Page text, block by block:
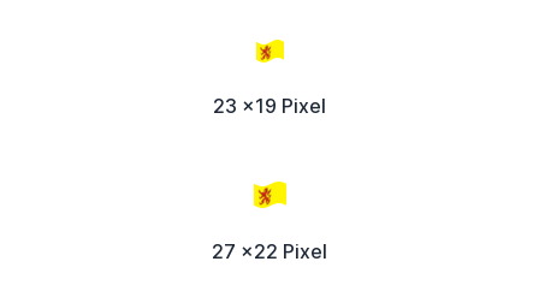
23 x19 Pixel
27 x22 Pixel